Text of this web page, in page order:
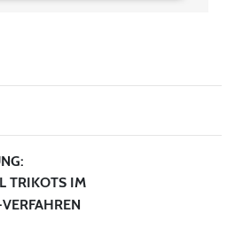
TRIKOTS IM